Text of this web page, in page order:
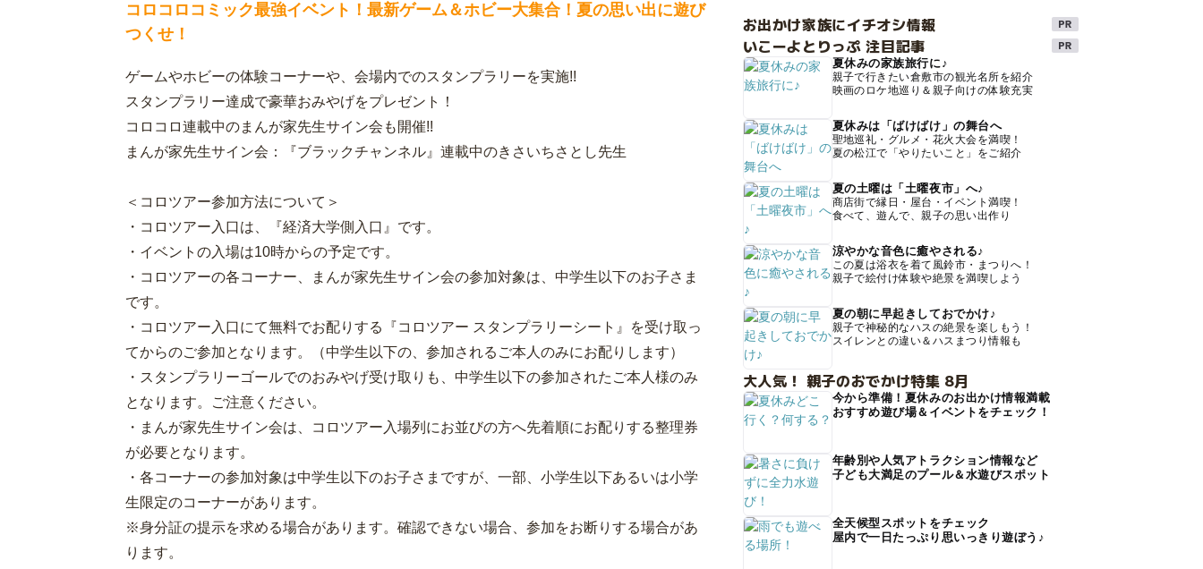
コロコロコミック最強イベント！最新ゲーム＆ホビー大集合！夏の思い出に遊び
つくせ！
ゲームやホビーの体験コーナーや、会場内でのスタンプラリーを実施!!
スタンプラリー達成で豪華おみやげをプレゼント！
コロコロ連載中のまんが家先生サイン会も開催!!
まんが家先生サイン会：『ブラックチャンネル』連載中のきさいちさとし先生
＜コロツアー参加方法について＞
・コロツアー入口は、『経済大学側入口』です。
・イベントの入場は10時からの予定です。
・コロツアーの各コーナー、まんが家先生サイン会の参加対象は、中学生以下のお子さま
です。
・コロツアー入口にて無料でお配りする『コロツアー スタンプラリーシート』を受け取っ
てからのご参加となります。（中学生以下の、参加されるご本人のみにお配りします）
・スタンプラリーゴールでのおみやげ受け取りも、中学生以下の参加されたご本人様のみ
となります。ご注意ください。
・まんが家先生サイン会は、コロツアー入場列にお並びの方へ先着順にお配りする整理券
が必要となります。
・各コーナーの参加対象は中学生以下のお子さまですが、一部、小学生以下あるいは小学
生限定のコーナーがあります。
※身分証の提示を求める場合があります。確認できない場合、参加をお断りする場合があ
ります。
お出かけ家族にイチオシ情報
いこーよとりっぷ 注目記事
夏休みの家族旅行に♪
親子で行きたい倉敷市の観光名所を紹介
映画のロケ地巡り＆親子向けの体験充実
夏休みは「ばけばけ」の舞台へ
聖地巡礼・グルメ・花火大会を満喫！
夏の松江で「やりたいこと」をご紹介
夏の土曜は「土曜夜市」へ♪
商店街で縁日・屋台・イベント満喫！
食べて、遊んで、親子の思い出作り
涼やかな音色に癒やされる♪
この夏は浴衣を着て風鈴市・まつりへ！
親子で絵付け体験や絶景を満喫しよう
夏の朝に早起きしておでかけ♪
親子で神秘的なハスの絶景を楽しもう！
スイレンとの違い＆ハスまつり情報も
大人気！ 親子のおでかけ特集 8月
今から準備！夏休みのお出かけ情報満載
おすすめ遊び場＆イベントをチェック！
年齢別や人気アトラクション情報など
子ども大満足のプール＆水遊びスポット
全天候型スポットをチェック
屋内で一日たっぷり思いっきり遊ぼう♪